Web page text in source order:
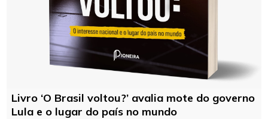
Livro ‘O Brasil voltou?’ avalia mote do governo
Lula e o lugar do país no mundo